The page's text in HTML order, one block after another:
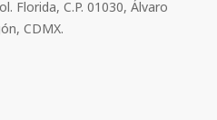
Florida, C.P. 01030, Álvaro
CDMX.